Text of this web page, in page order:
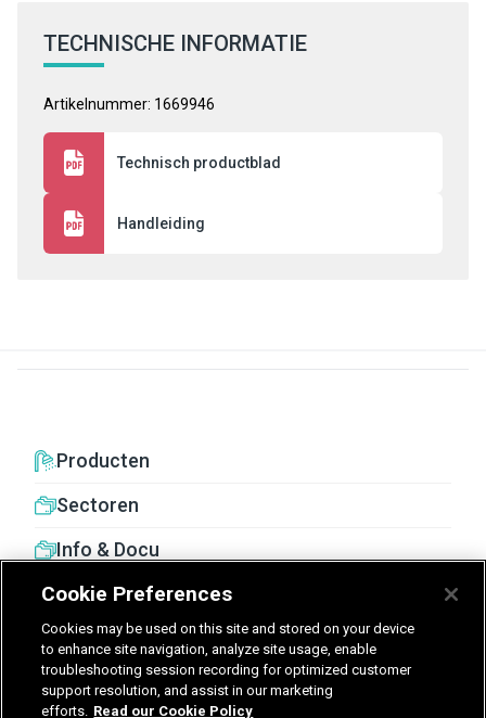
TECHNISCHE INFORMATIE
Artikelnummer: 1669946
Technisch productblad
Handleiding
Producten
Sectoren
Info & Docu
United Kingdom Germany Nederland
Cookie Preferences
Cookies may be used on this site and stored on your device
to enhance site navigation, analyze site usage, enable
troubleshooting session recording for optimized customer
support resolution, and assist in our marketing
efforts. Read our Cookie Policy